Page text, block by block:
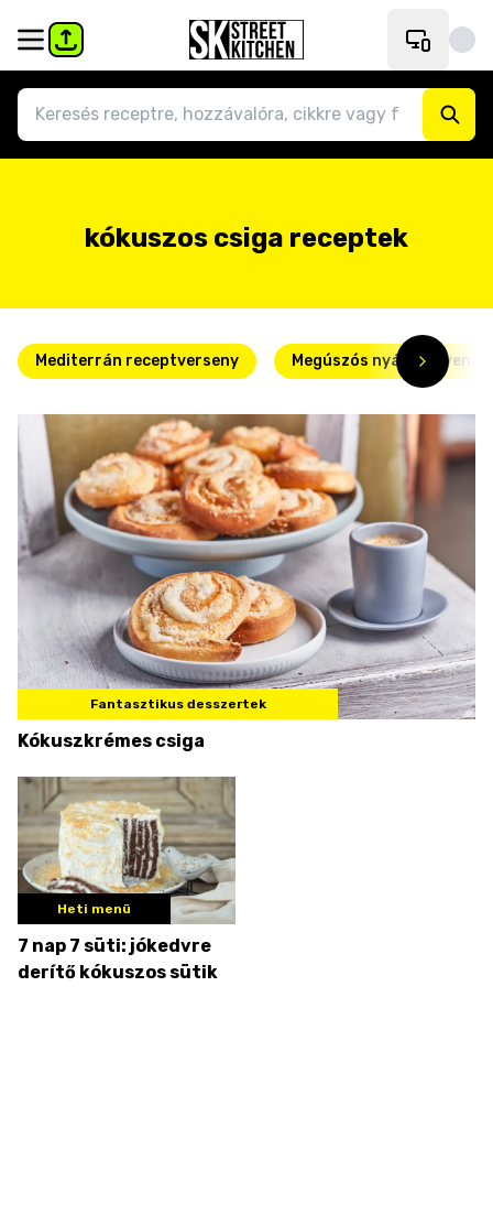
kókuszos csiga receptek
Mediterrán receptverseny Megúszós nyári
Fantasztikus desszertek
Kókuszkrémes csiga
Heti menü
7 nap 7 süti: jókedvre
derítő kókuszos sütik